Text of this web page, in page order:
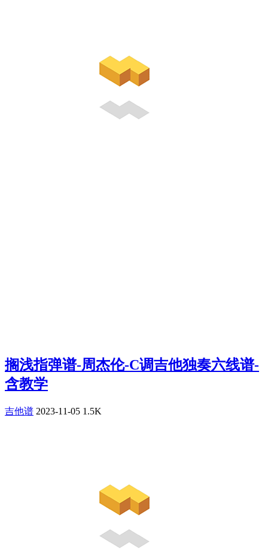
搁浅指弹谱-周杰伦-C调吉他独奏六线谱-
含教学
吉他谱 2023-11-05 1.5K